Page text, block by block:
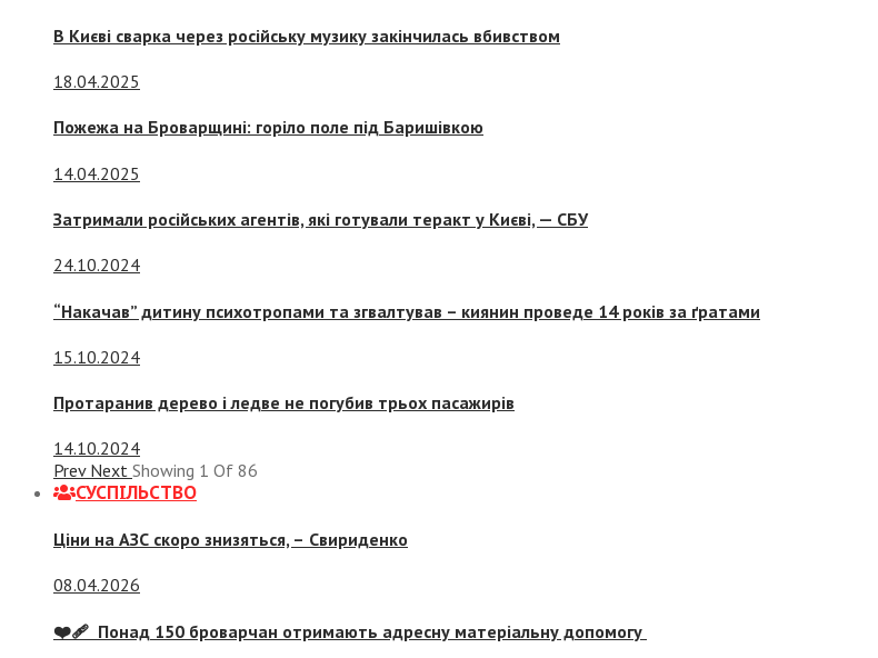
В Києві сварка через російську музику закінчилась вбивством
18.04.2025
Пожежа на Броварщині: горіло поле під Баришівкою
14.04.2025
Затримали російських агентів, які готували теракт у Києві, — СБУ
24.10.2024
“Накачав” дитину психотропами та згвалтував – киянин проведе 14 років за ґратами
15.10.2024
Протаранив дерево і ледве не погубив трьох пасажирів
14.10.2024
Prev Next Showing 1 Of 86
СУСПIЛЬСТВО
Ціни на АЗС скоро знизяться, – Свириденко
08.04.2026
❤️‍🩹 Понад 150 броварчан отримають адресну матеріальну допомогу